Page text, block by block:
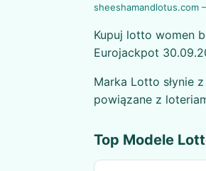
sheeshamandlotus.com
Kupuj lotto women
Eurojackpot
Marka Lotto słynie
powiązane z
Top Modele